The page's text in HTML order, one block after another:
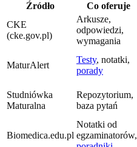
Źródło Co oferuje
CKE
(cke.gov.pl)
Arkusze,
odpowiedzi,
wymagania
MaturAlert
Testy, notatki,
porady
Studniówka
Maturalna
Repozytorium,
baza pytań
Biomedica.edu.pl
Notatki od
egzaminatorów,